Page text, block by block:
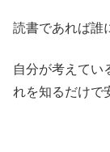
読書であれば誰
自分が考えてい
れを知るだけで